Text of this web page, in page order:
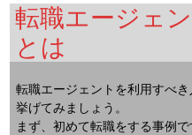
テ
へ
転職エージェ
とは
転職エージェントを利用すべ
挙げてみましょう。
まず、初めて転職をする事例